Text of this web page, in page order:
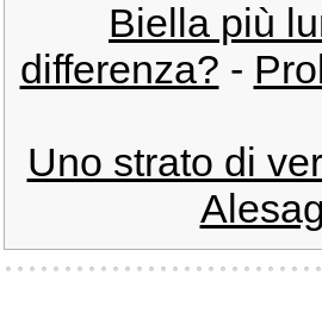
Biella più
differenza? -
Uno strato di